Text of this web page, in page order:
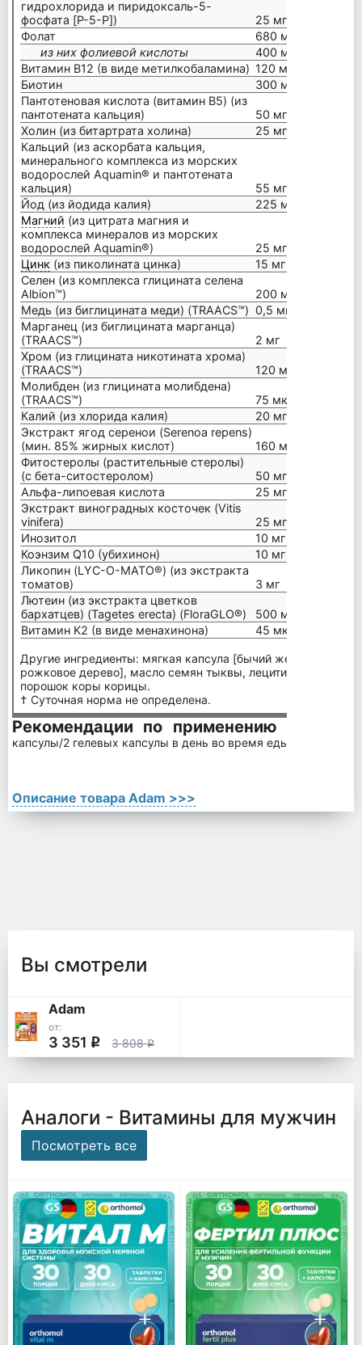
гидрохлорида и пиридоксаль-5-
фосфата [P-5-P])
25 мг
Фолат
680 мкг DFE
из них фолиевой кислоты
400 мкг
Витамин B12 (в виде метилкобаламина) 120 мкг
Биотин
300 мкг
Пантотеновая кислота (витамин B5) (из
пантотената кальция)
50 мг
Холин (из битартрата холина)
25 мг
Кальций (из аскорбата кальция,
минерального комплекса из морских
водорослей Aquamin® и пантотената
кальция)
55 мг
Йод (из йодида калия)
225 мкг
Магний (из цитрата магния и
комплекса минералов из морских
водорослей Aquamin®)
25 мг
Цинк (из пиколината цинка)
15 мг
Селен (из комплекса глицината селена
Albion™)
200 мкг
Медь (из биглицината меди) (TRAACS™) 0,5 мг
Марганец (из биглицината марганца)
(TRAACS™)
2 мг
Хром (из глицината никотината хрома)
(TRAACS™)
120 мкг
Молибден (из глицината молибдена)
(TRAACS™)
75 мкг
Калий (из хлорида калия)
20 мг
Экстракт ягод серенои (Serenoa repens)
(мин. 85% жирных кислот)
160 мг
Фитостеролы (растительные стеролы)
(с бета-ситостеролом)
50 мг
Альфа-липоевая кислота
25 мг
Экстракт виноградных косточек (Vitis
vinifera)
25 мг
Инозитол
10 мг
Коэнзим Q10 (убихинон)
10 мг
Ликопин (LYC-O-MATO®) (из экстракта
томатов)
3 мг
Лютеин (из экстракта цветков
бархатцев) (Tagetes erecta) (FloraGLO®)
500 мкг
Витамин K2 (в виде менахинона)
45 мкг
Другие ингредиенты: мягкая капсула [бычий желатин (без
рожковое дерево], масло семян тыквы, лецитин
порошок коры корицы.
† Суточная норма не определена.
Рекомендации по применению
капсулы/2 гелевых капсулы в день во время еды.
Описание товара Adam >>>
Вы смотрели
Adam
от:
3 351 q 3 808q
Аналоги - Витамины для мужчин
Посмотреть все